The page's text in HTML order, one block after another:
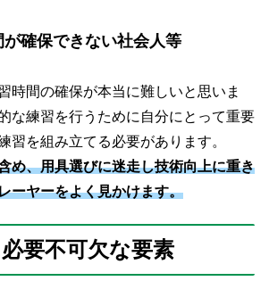
が確保できない社会人等
時間の確保が本当に難しいと思いま
な練習を行うために自分にとって重要
習を組み立てる必要があります。
め、用具選びに迷走し技術向上に重き
ーヤーをよく見かけます。
要不可欠な要素